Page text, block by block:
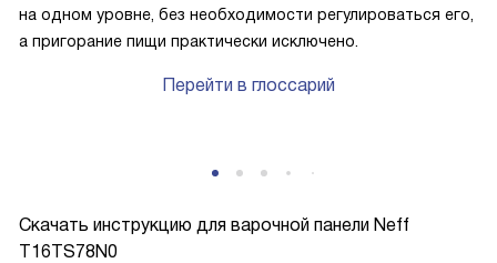
Скачать инструкцию для варочной панели Neff
T16TS78N0
на одном уровне, без необходимости регулироваться его,
а пригорание пищи практически исключено.
Перейти в глоссарий